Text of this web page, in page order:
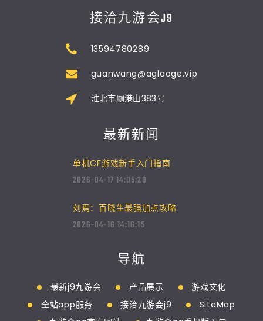
接洽九游会J9
13594780289
guanwang@aglaoge.vip
淮北市厕港山383号
最新新闻
单机CF游戏新手入门指南
2026-04-17 14:05:20
刘焉：百晓生最强加点攻略
2026-04-16 14:16:15
导航
最新j9九游会 产品展示
游戏文化
全站app服务
接洽九游会j9
SiteMap